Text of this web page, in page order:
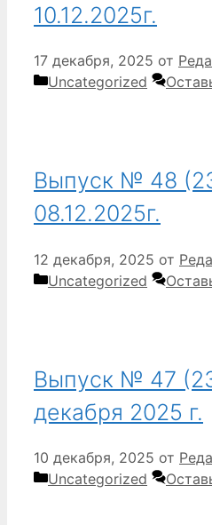
10.12.2025г.
17 декабря, 2025 от
Рубрики
Uncategorized
Выпуск № 48
08.12.2025г.
12 декабря, 2025 от
Рубрики
Uncategorized
Выпуск № 47
декабря 2025 г.
10 декабря, 2025 от
Рубрики
Uncategorized